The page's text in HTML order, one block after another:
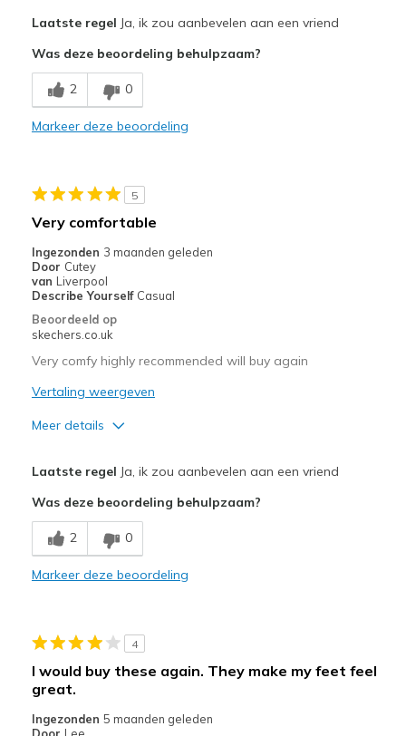
Breathe Well
Comfortable
Going Out
Width
Feels true to width
Sizing
View On Shoes
I'm Really Into Shoes
Laatste regel Ja, ik zou aanbevelen aan een vriend
Was deze beoordeling behulpzaam?
2 0
Markeer deze beoordeling
5
Very comfortable
Ingezonden 3 maanden geleden
Door Cutey
van Liverpool
Describe Yourself Casual
Beoordeeld op
skechers.co.uk
Very comfy highly recommended will buy again
Vertaling weergeven
Meer details
Beste toepassingen
Casual Wear
View On Shoes
Shoes are for Wearing
Laatste regel Ja, ik zou aanbevelen aan een vriend
Was deze beoordeling behulpzaam?
2 0
Markeer deze beoordeling
4
I would buy these again. They make my feet feel
great.
Ingezonden 5 maanden geleden
Door Lee